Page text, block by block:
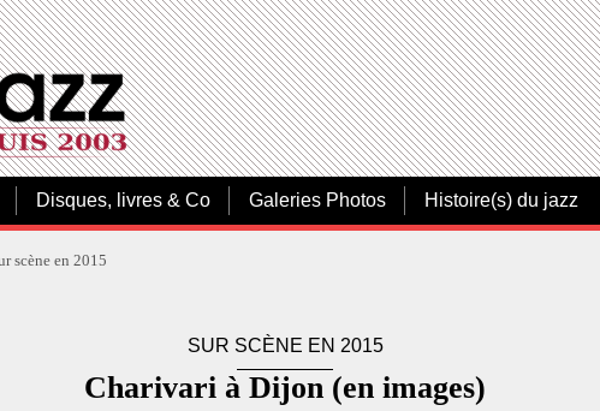
Disques, livres & Co Galeries Photos Histoire(s) du jazz
scène en 2015
SUR SCÈNE EN 2015
Charivari à Dijon (en images)